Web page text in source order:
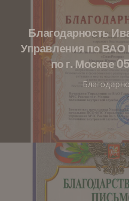
Благодарность
Управления по
по г. Москве